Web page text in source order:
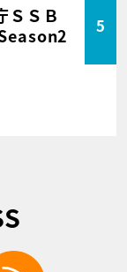
ＳＳＢ
5